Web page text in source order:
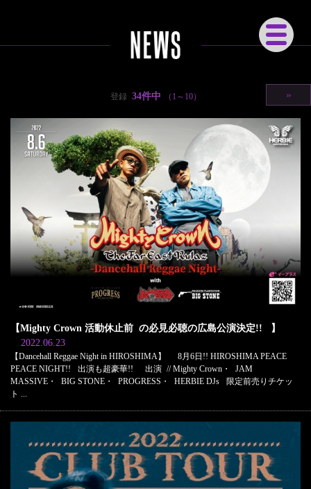
Tog
gle
登録 34件中 （1～10） »
【Mighty Crown 活動休止前 の必見必聴の広島公演決定!! 】
2022.06.23
【Dancehall Reggae Night in HIROSHIMA】 8月6日!! HIROSHIMA PEACE
PEACE NIGHT!! 出演も超豪華!! 出演 // Mighty Crown・ JAM
MASSIVE・ BIG STONE・ PROGRESS・ HERBIE DJs 限定前売りチケッ
ト ...